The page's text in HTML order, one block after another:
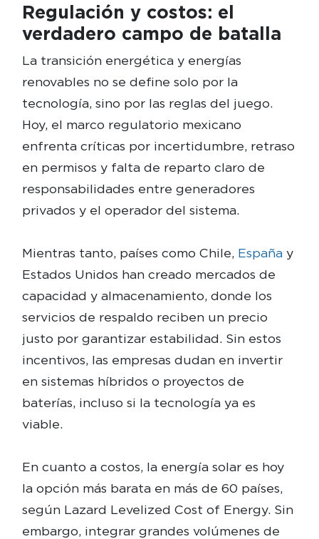
Regulación y costos: el
verdadero campo de batalla
La transición energética y energías
renovables no se define solo por la
tecnología, sino por las reglas del juego.
Hoy, el marco regulatorio mexicano
enfrenta críticas por incertidumbre, retraso
en permisos y falta de reparto claro de
responsabilidades entre generadores
privados y el operador del sistema.
Mientras tanto, países como Chile, España y
Estados Unidos han creado mercados de
capacidad y almacenamiento, donde los
servicios de respaldo reciben un precio
justo por garantizar estabilidad. Sin estos
incentivos, las empresas dudan en invertir
en sistemas híbridos o proyectos de
baterías, incluso si la tecnología ya es
viable.
En cuanto a costos, la energía solar es hoy
la opción más barata en más de 60 países,
según Lazard Levelized Cost of Energy. Sin
embargo, integrar grandes volúmenes de